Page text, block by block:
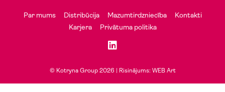
Par mums Distribūcija Mazumtirdzniecība
Kontakti
Karjera
Privātuma politika
© Kotryna Group 2026 | Risinājums: WEB Art